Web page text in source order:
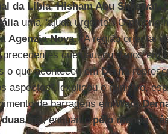
da Líbia,Hisham Abu Shkewat,
uma "ajuda urgente". O próprio
Agenzia Nova. “A região oriental
que causou danos em
o que aconteceu emDerna
aspectos”, explicou o ministro,
de barragens emWadi
mil, enquantopelo menos